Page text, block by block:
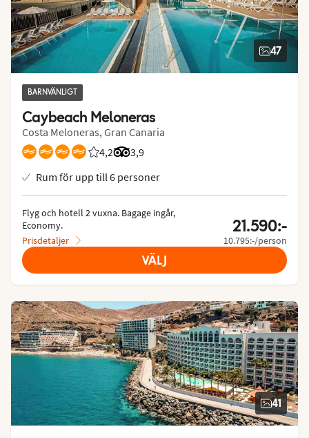
47
BARNVÄNLIGT
Caybeach Meloneras
Costa Meloneras, Gran Canaria
4,2
Betyg från Vings gäster: 4.24/5
3,9
Betyg från Tripadvisor: 3.9 of 5
Rum för upp till 6 personer
Flyg och hotell 2 vuxna. Bagage ingår,
Economy.
Prisdetaljer
21.590:-
10.795:-/person
VÄLJ
41